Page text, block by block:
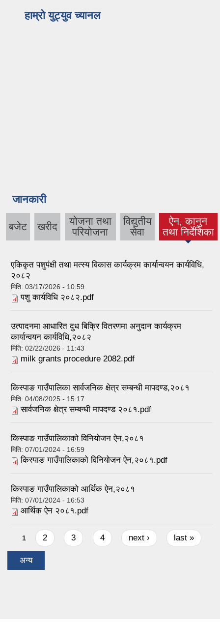
हाम्रो युट्युव च्यानल
जानकारी
बजेट खरीद
योजना तथा
परियोजना
विद्युतीय
सेवा
ऐन, कानुन
तथा निर्देशिका
(active tab)
एकिकृत पशुपंक्षी तथा मत्स्य विकास कार्यक्रम कार्यान्वयन कार्यविधि,
२०८२
मिति: 03/17/2026 - 10:59
पशु कार्यविधि २०८२.pdf
उत्पादनमा आधारित दुध बिक्रि वितरणमा अनुदान कार्यक्रम
कार्यान्वयन कार्यविधि,२०८२
मिति: 02/22/2026 - 11:43
milk grants procedure 2082.pdf
किस्पाङ गाउँपालिका सार्वजनिक क्षेत्र सम्बन्धी मापदण्ड,२०८१
मिति: 04/08/2025 - 15:17
सार्वजनिक क्षेत्र सम्बन्धी मापदण्ड २०८१.pdf
किस्पाङ गाउँपालिकाको विनियोजन ऐन,२०८१
मिति: 07/01/2024 - 16:59
किस्पाङ गाउँपालिकाको विनियोजन ऐन,२०८१.pdf
किस्पाङ गाउँपालिकाको आर्थिक ऐन,२०८१
मिति: 07/01/2024 - 16:53
आर्थिक ऐन २०८१.pdf
Pages
1 2 3 4 next › last »
अन्य